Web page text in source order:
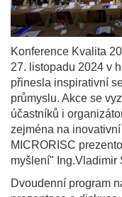
Konference Kvalita
27. listopadu 2024 v
přinesla inspirativní
průmyslu. Akce se
účastníků i
zejména na
MICRORISC
myšlení" Ing.Vladimir
Dvoudenní program